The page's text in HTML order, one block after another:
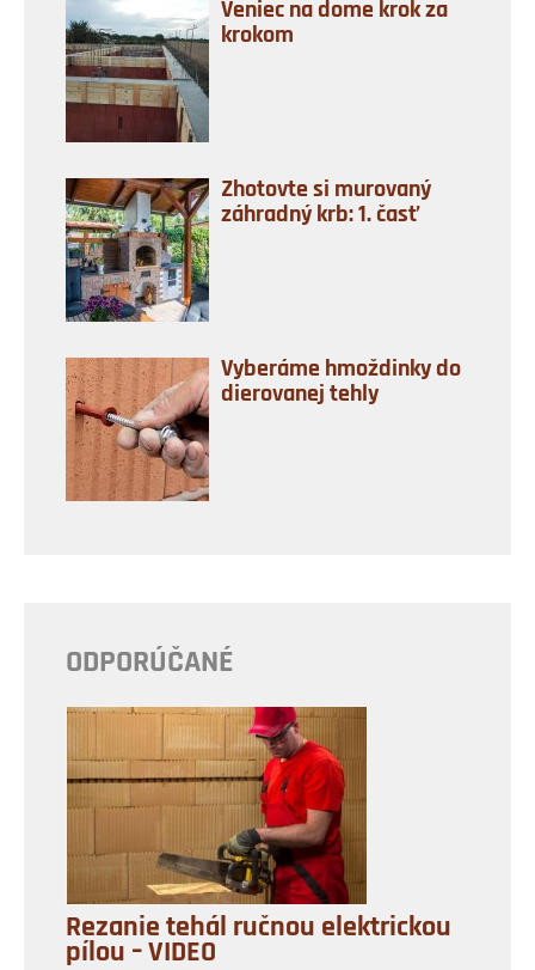
Veniec na dome krok za
krokom
Zhotovte si murovaný
záhradný krb: 1. časť
Vyberáme hmoždinky do
dierovanej tehly
ODPORÚČANÉ
Rezanie tehál ručnou elektrickou
pílou – VIDEO